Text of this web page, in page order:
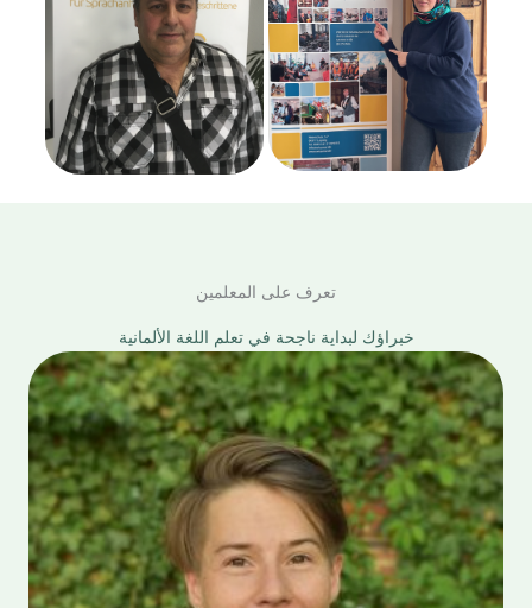
تعرف على المعلمين
خبراؤك لبداية ناجحة في تعلم اللغة الألمانية